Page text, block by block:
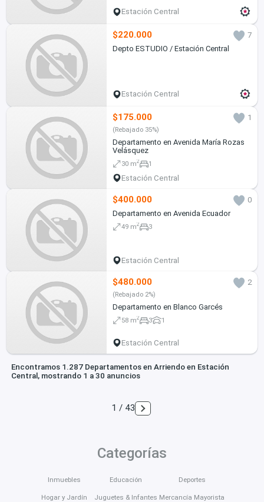
Estación Central
$220.000
7
Depto ESTUDIO / Estación Central
Estación Central
$175.000 1
(Rebajado 35%)
Departamento en Avenida María Rozas
Velásquez
30 m2 1
Estación Central
$400.000
0
Departamento en Avenida Ecuador
49 m2 3
Estación Central
$480.000 2
(Rebajado 2%)
Departamento en Blanco Garcés
58 m2 3 1
Estación Central
Encontramos 1.287 Departamentos en Arriendo en Estación
Central, mostrando 1 a 30 anuncios
1 / 43
Categorías
Inmuebles
Hogar y Jardín
Educación
Juguetes & Infantes
Deportes
Mercancía Mayorista